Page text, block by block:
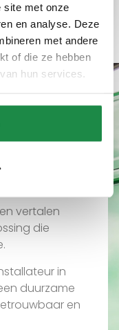
site met onze
en analyse. Deze
met andere
of die ze hebben
hun services.
via
vertalen
die
in
duurzame
en